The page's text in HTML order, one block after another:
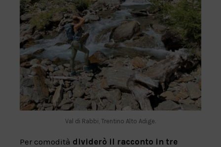
Val di Rabbi, Trentino Alto Adige.
Per comodità dividerò il racconto in tre